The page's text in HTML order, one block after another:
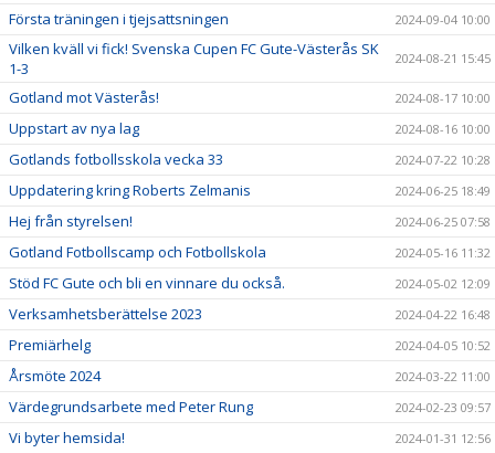
Första träningen i tjejsattsningen 2024-09-04 10:00
Vilken kväll vi fick! Svenska Cupen FC Gute-Västerås SK
1-3
2024-08-21 15:45
Gotland mot Västerås! 2024-08-17 10:00
Uppstart av nya lag 2024-08-16 10:00
Gotlands fotbollsskola vecka 33 2024-07-22 10:28
Uppdatering kring Roberts Zelmanis 2024-06-25 18:49
Hej från styrelsen! 2024-06-25 07:58
Gotland Fotbollscamp och Fotbollskola 2024-05-16 11:32
Stöd FC Gute och bli en vinnare du också. 2024-05-02 12:09
Verksamhetsberättelse 2023 2024-04-22 16:48
Premiärhelg 2024-04-05 10:52
Årsmöte 2024 2024-03-22 11:00
Värdegrundsarbete med Peter Rung 2024-02-23 09:57
Vi byter hemsida! 2024-01-31 12:56